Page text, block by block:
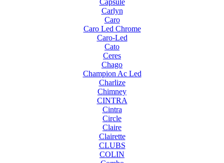
Carlyn
Caro
Caro Led Chrome
Caro-Led
Cato
Ceres
Chago
Champion Ac Led
Charlize
Chimney
CINTRA
Cintra
Circle
Claire
Clairette
CLUBS
COLIN